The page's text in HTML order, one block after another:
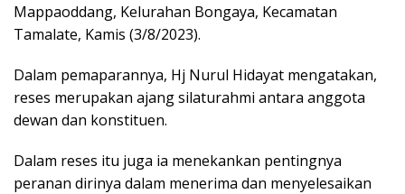
Mappaoddang, Kelurahan Bongaya, Kecamatan
Tamalate, Kamis (3/8/2023).
Dalam pemaparannya, Hj Nurul Hidayat mengatakan,
reses merupakan ajang silaturahmi antara anggota
dewan dan konstituen.
Dalam reses itu juga ia menekankan pentingnya
peranan dirinya dalam menerima dan menyelesaikan